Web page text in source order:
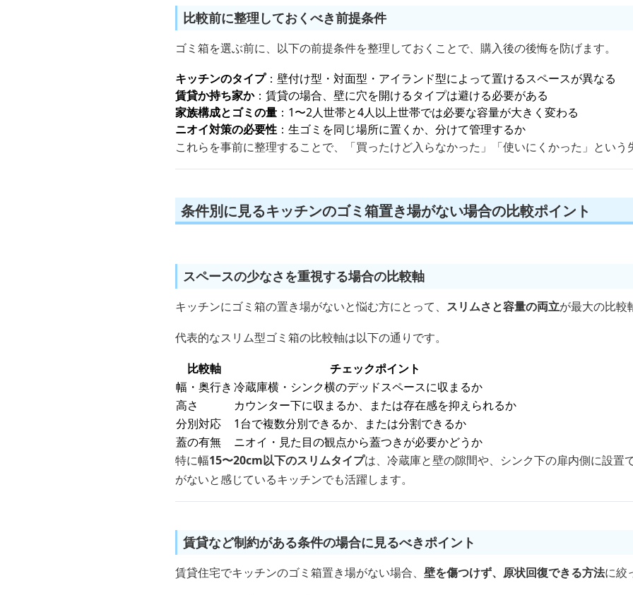
比較前に整理しておくべき前提条件
ゴミ箱を選ぶ前に、以下の前提条件を整理しておくことで、購入後の後悔を防げます。
キッチンのタイプ：壁付け型・対面型・アイランド型によって置けるスペースが異なる
賃貸か持ち家か：賃貸の場合、壁に穴を開けるタイプは避ける必要がある
家族構成とゴミの量 ：1〜2人世帯と4人以上世帯では必要な容量が大きく変わる
ニオイ対策の必要性 ：生ゴミを同じ場所に置くか、分けて管理するか
これらを事前に整理することで、「買ったけど入らなかった」「使いにくかった」という
条件別に見るキッチンのゴミ箱置き場がない場合の比較ポイント
スペースの少なさを重視する場合の比較軸
キッチンにゴミ箱の置き場がないと悩む方にとって、 スリムさと容量の両立が最大の比較
代表的なスリム型ゴミ箱の比較軸は以下の通りです。
比較軸
チェックポイント
幅・奥行き 冷蔵庫横・シンク横のデッドスペースに収まるか
高さ
カウンター下に収まるか、または存在感を抑えられるか
分別対応
1台で複数分別できるか、または分割できるか
蓋の有無
ニオイ・見た目の観点から蓋つきが必要かどうか
特に幅15〜20cm以下のスリムタイプは、冷蔵庫と壁の隙間や、シンク下の扉内側に設置
がないと感じているキッチンでも活躍します。
賃貸など制約がある条件の場合に見るべきポイント
賃貸住宅でキッチンのゴミ箱置き場がない場合、 壁を傷つけず、原状回復できる方法に絞